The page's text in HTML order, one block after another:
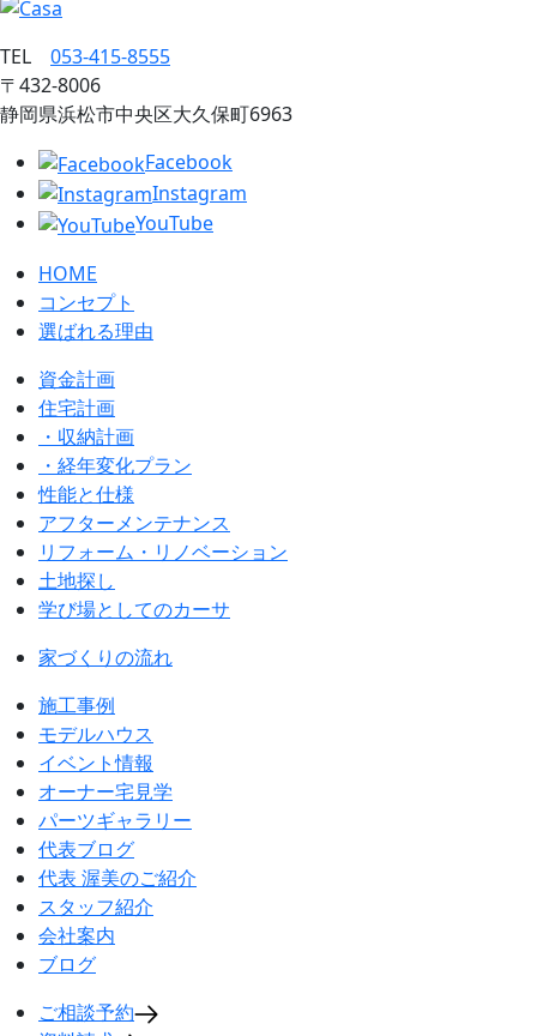
TEL 053‐415‐8555
〒432‐8006
静岡県浜松市中央区大久保町6963
Facebook
Instagram
YouTube
HOME
コンセプト
選ばれる理由
資金計画
住宅計画
・収納計画
・経年変化プラン
性能と仕様
アフターメンテナンス
リフォーム・リノベーション
土地探し
学び場としてのカーサ
家づくりの流れ
施工事例
モデルハウス
イベント情報
オーナー宅見学
パーツギャラリー
代表ブログ
代表 渥美のご紹介
スタッフ紹介
会社案内
ブログ
ご相談予約